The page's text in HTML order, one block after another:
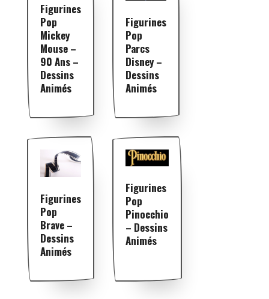
Figurines
Pop
Mickey
Mouse –
90 Ans –
Dessins
Animés
Figurines
Pop
Parcs
Disney –
Dessins
Animés
Figurines
Pop
Brave –
Dessins
Animés
Figurines
Pop
Pinocchio
– Dessins
Animés